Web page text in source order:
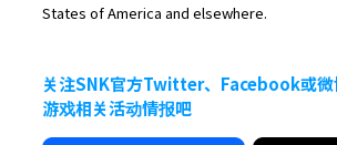
States of America and elsewhere.
关注SNK官方Twitter、Facebook或微
游戏相关活动情报吧